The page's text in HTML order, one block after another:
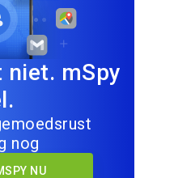
niet. mSpy
nog
NU